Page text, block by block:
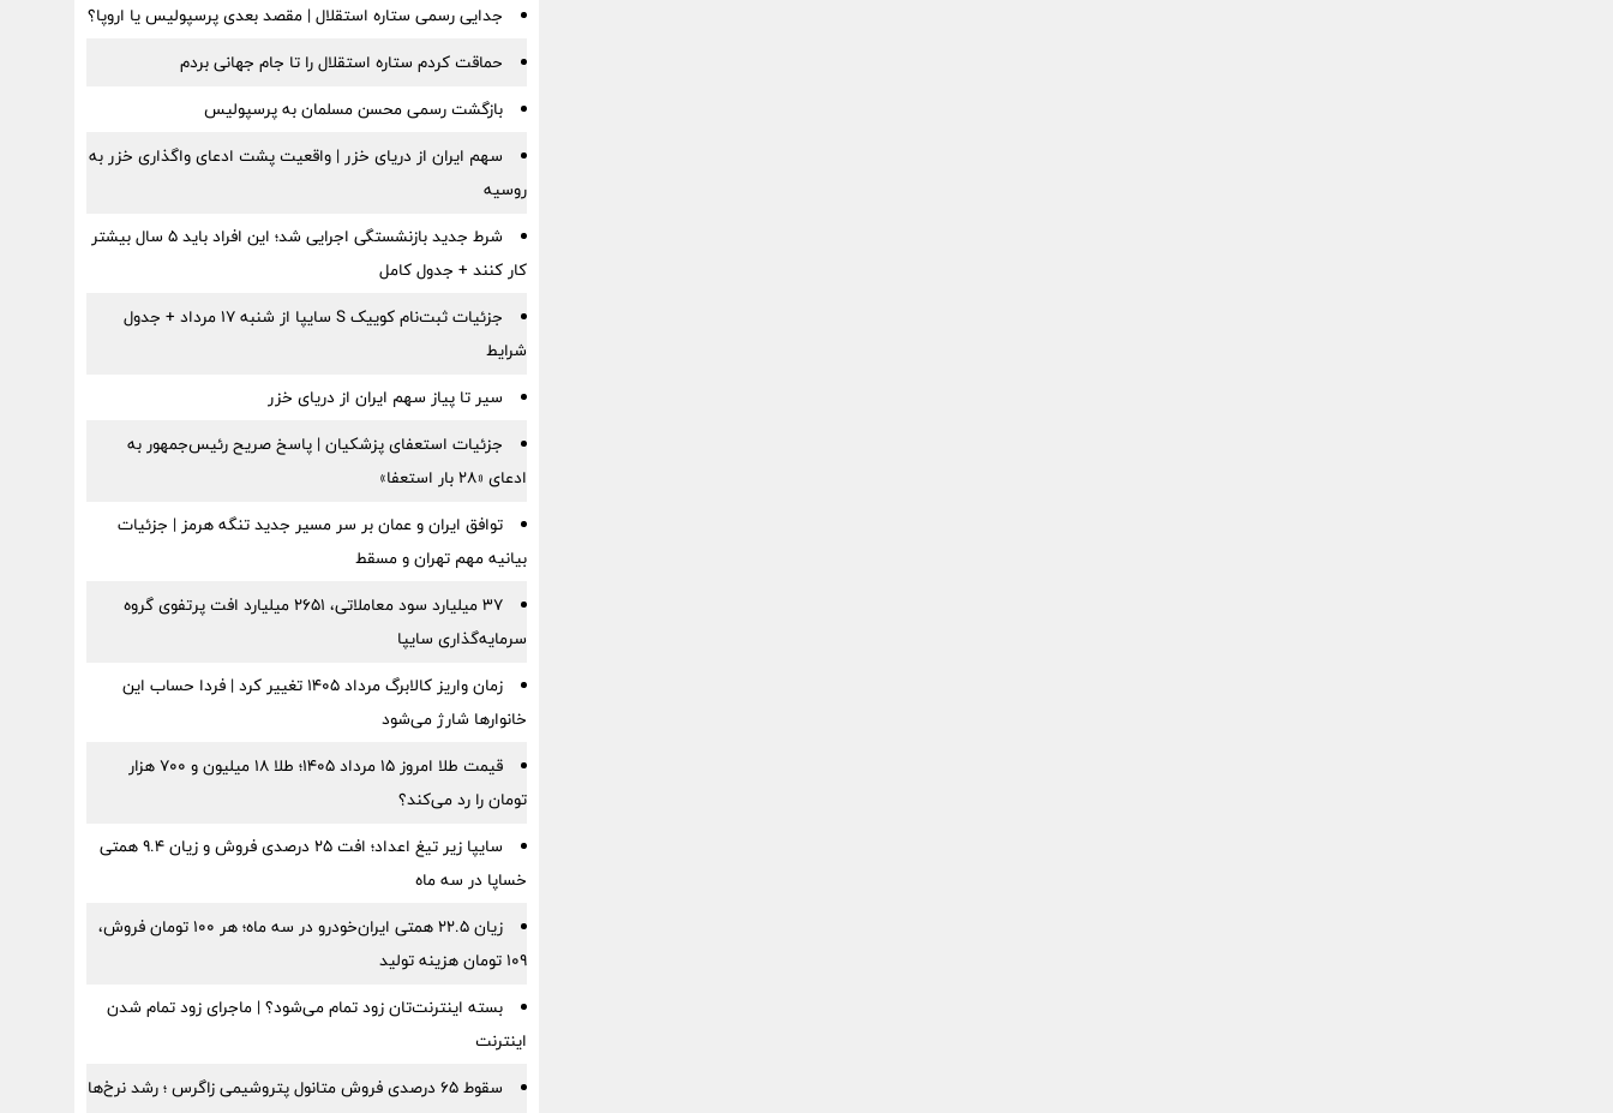
جدایی رسمی ستاره استقلال | مقصد بعدی پرسپولیس یا اروپا؟
حماقت کردم ستاره استقلال را تا جام جهانی بردم
بازگشت رسمی محسن مسلمان به پرسپولیس
سهم ایران از دریای خزر | واقعیت پشت ادعای واگذاری خزر به
روسیه
شرط جدید بازنشستگی اجرایی شد؛ این افراد باید ۵ سال بیشتر
کار کنند + جدول کامل
جزئیات ثبت‌نام کوییک S سایپا از شنبه ۱۷ مرداد + جدول
شرایط
سیر تا پیاز سهم ایران از دریای خزر
جزئیات استعفای پزشکیان | پاسخ صریح رئیس‌جمهور به
ادعای «۲۸ بار استعفا»
توافق ایران و عمان بر سر مسیر جدید تنگه هرمز | جزئیات
بیانیه مهم تهران و مسقط
۳۷ میلیارد سود معاملاتی، ۲۶۵۱ میلیارد افت پرتفوی گروه
سرمایه‌گذاری سایپا
زمان واریز کالابرگ مرداد ۱۴۰۵ تغییر کرد | فردا حساب این
خانوارها شارژ می‌شود
قیمت طلا امروز ۱۵ مرداد ۱۴۰۵؛ طلا ۱۸ میلیون و ۷۰۰ هزار
تومان را رد می‌کند؟
سایپا زیر تیغ اعداد؛ افت ۲۵ درصدی فروش و زیان ۹.۴ همتی
خساپا در سه ماه
زیان ۲۲.۵ همتی ایران‌خودرو در سه ماه؛ هر ۱۰۰ تومان فروش،
۱۰۹ تومان هزینه تولید
بسته اینترنت‌تان زود تمام می‌شود؟ | ماجرای زود تمام شدن
اینترنت
سقوط ۶۵ درصدی فروش متانول پتروشیمی زاگرس ؛ رشد نرخ‌ها